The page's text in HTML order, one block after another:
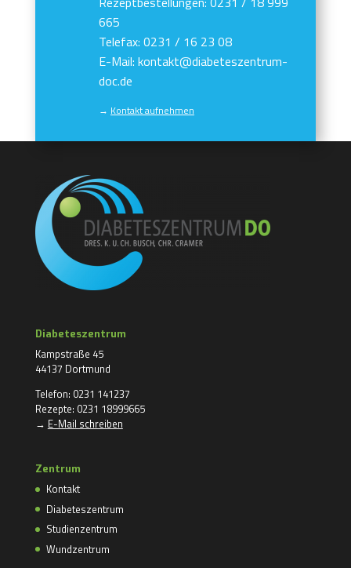
665
Telefax: 0231 / 16 23 08
E-Mail: kontakt@diabeteszentrum-
doc.de
→ Kontakt aufnehmen
Diabeteszentrum
Kampstraße 45
44137 Dortmund
Telefon: 0231 141237
Rezepte: 0231 18999665
→ E-Mail schreiben
Zentrum
Kontakt
Diabeteszentrum
Studienzentrum
Wundzentrum